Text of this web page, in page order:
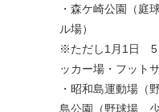
・森ケ崎公園（庭
ル場）
※ただし1月1日 5
ッカー場・フット
・昭和島運動場（
島公園（野球場、